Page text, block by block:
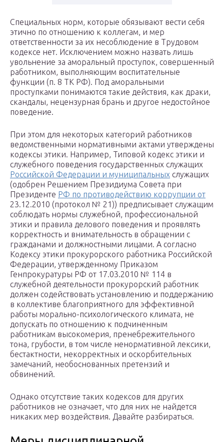
Специальных норм, которые обязывают вести себя
этично по отношению к коллегам, и мер
ответственности за их несоблюдение в Трудовом
кодексе нет. Исключением можно назвать лишь
увольнение за аморальный проступок, совершенный
работником, выполняющим воспитательные
функции (п. 8 ТК РФ). Под аморальными
проступками понимаются такие действия, как драки,
скандалы, нецензурная брань и другое недостойное
поведение.
При этом для некоторых категорий работников
ведомственными нормативными актами утверждены
кодексы этики. Например, Типовой кодекс этики и
служебного поведения государственных служащих
Российской Федерации и муниципальных служащих
(одобрен Решением Президиума Совета при
Президенте РФ по противодействию коррупции от
23.12.2010 (протокол № 21)) предписывает служащим
соблюдать нормы служебной, профессиональной
этики и правила делового поведения и проявлять
корректность и внимательность в обращении с
гражданами и должностными лицами. А согласно
Кодексу этики прокурорского работника Российской
Федерации, утвержденному Приказом
Генпрокуратуры РФ от 17.03.2010 № 114 в
служебной деятельности прокурорский работник
должен содействовать установлению и поддержанию
в коллективе благоприятного для эффективной
работы морально-психологического климата, не
допускать по отношению к подчиненным
работникам высокомерия, пренебрежительного
тона, грубости, в том числе ненормативной лексики,
бестактности, некорректных и оскорбительных
замечаний, необоснованных претензий и
обвинений.
Однако отсутствие таких кодексов для других
работников не означает, что для них не найдется
никаких мер воздействия. Давайте разбираться.